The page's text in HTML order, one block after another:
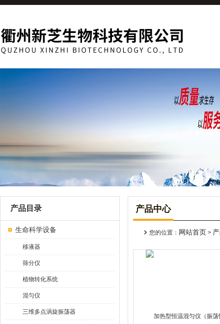
产品目录
生命科学设备
移液器
筛分仪
植物转化系统
混匀仪
三维多点涡旋振荡器
产品中心
您的位置： 网站首页 >